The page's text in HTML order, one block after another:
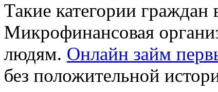
Такие категории граждан
Микрофинансовая
людям. Онлайн займ
без положительной